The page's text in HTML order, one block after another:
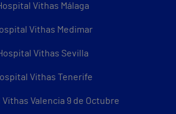
Vithas Málaga
Vithas Medimar
Vithas Sevilla
Vithas Tenerife
Vithas Valencia 9 de Octubre